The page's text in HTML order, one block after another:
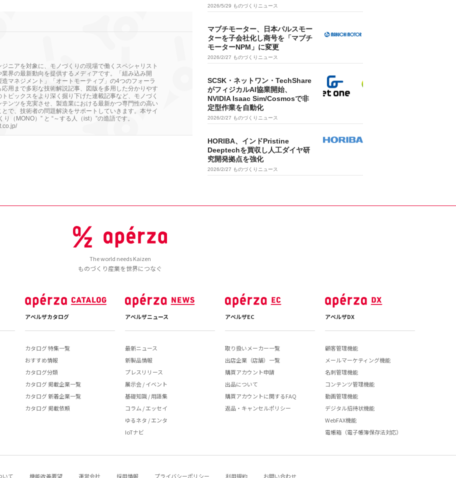
ニアを対象に、モノづくりの現場で働くスペシャリスト
界の最新動向を提供するメディアです。「組み込み開
マネジメント」「オートモーティブ」の4つのフォーラ
用まで多彩な技術解説記事、図版を多用した分かりやす
ピックスをより深く掘り下げた連載記事など、モノづく
テンツを充実させ、製造業における最新かつ専門性の高い
で、技術者の問題解決をサポートしていきます。本サイ
り（MONO）” と “～する人（ist）”の造語です。
2026/5/29 ものづくりニュース
マブチモーター、日本パルスモー
ターを子会社化し商号を「マブチ
モーターNPM」に変更
2026/2/27 ものづくりニュース
SCSK・ネットワン・TechShare
がフィジカルAI協業開始、
NVIDIA Isaac Sim/Cosmosで非
定型作業を自動化
2026/2/27 ものづくりニュース
HORIBA、インドPristine
Deeptechを買収し人工ダイヤ研
究開発拠点を強化
2026/2/27 ものづくりニュース
The world needs Kaizen
ものづくり産業を世界につなぐ
アペルザカタログ
カタログ 特集一覧
おすすめ情報
カタログ分類
カタログ 掲載企業一覧
カタログ 新着企業一覧
カタログ 掲載依頼
アペルザニュース
最新ニュース
新製品情報
プレスリリース
展示会 / イベント
基礎知識 / 用語集
コラム / エッセイ
ゆるネタ / エンタ
IoTナビ
アペルザEC
取り扱いメーカー一覧
出店企業（店舗）一覧
購買アカウント申請
出品について
購買アカウントに関するFAQ
返品・キャンセルポリシー
アペルザDX
顧客管理機能
メールマーケティング機能
名刺管理機能
コンテンツ管理機能
動画管理機能
デジタル招待状機能
WebFAX機能
電帳箱（電子帳簿保存法対応）
いて 機能改善要望 運営会社 採用情報 プライバシーポリシー 利用規約 お問い合わせ